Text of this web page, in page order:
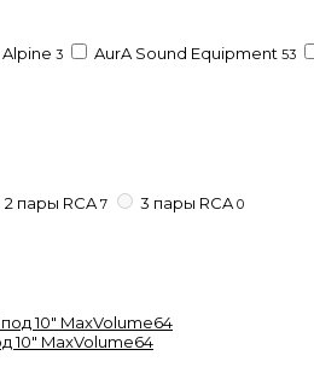
Alpine 3 AurA Sound Equipment 53
2 пары RCA 7 3 пары RCA 0
10" MaxVolume64